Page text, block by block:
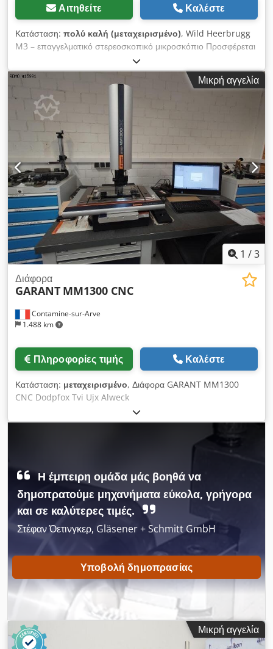
Αιτηθείτε Καλέστε
Κατάσταση: πολύ καλή (μεταχειρισμένο), Wild Heerbrugg
M3 – επαγγελματικό στερεοσκοπικό μικροσκόπιο Προσφέρεται
υψηλής ποιότητας στερεοσκοπικό μικροσκόπιο του
φημισμένου ελβετικού οίκου Wild Heerbrugg. Η συσκευή
χρησιμοποιείται σε εργαστήρια, ποιοτικό έλεγχο, ηλεκτρονική,
κοσμηματοποιία, ωρολογοποιία και εργασίες ακριβείας. Τεχνικά
χαρακτηριστικά: • Κατασκευαστής: Wild Heerbrugg • Μοντέλο:
M3 • Χώρα κατασκευής: Ελβετία Djdpfxozagapo Alwsck •
Διόπτρα κεφαλής (binocular) • Ρύθμιση εστίασης • Στιβαρή
εργαστηριακή βάση • Υψηλής ποιότητας οπτικά στοιχεία
Κατάσταση: Μεταχειρισμένο. Οπτικά σε καλή κατάσταση,
εμφανίζονται κανονικά ίχνη χρήσης. Πωλείται ακριβώς όπως
φαίνεται στις φωτογραφίες.
Μικρή αγγελία
1 /3
Contamine-sur-Arve
1.488 km
Διάφορα
GARANT MM1300 CNC
Πληροφορίες τιμής Καλέστε
Κατάσταση: μεταχειρισμένο, Διάφορα GARANT MM1300
CNC Dodpfox Tvi Ujx Alweck
Η έμπειρη ομάδα μάς βοηθά να
δημοπρατούμε μηχανήματα εύκολα, γρήγορα
και σε καλύτερες τιμές.
Στέφαν Όετινγκερ, Gläsener + Schmitt GmbH
Υποβολή δημοπρασίας
Μικρή αγγελία